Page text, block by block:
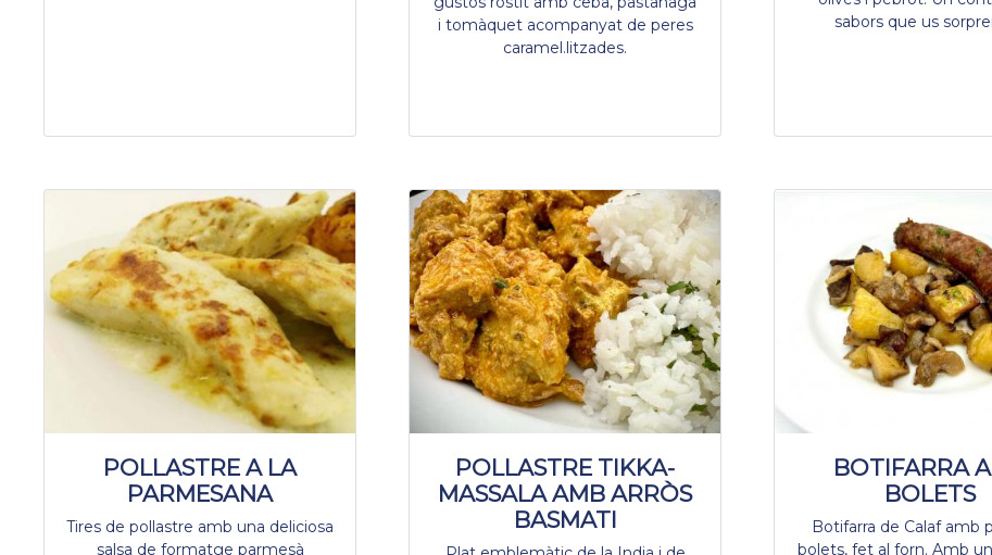
i tomàquet acompanyat de peres
caramel.litzades.
sabors que us
POLLASTRE A LA
PARMESANA
Tires de pollastre amb una deliciosa
salsa de formatge parmesà
POLLASTRE TIKKA-
MASSALA AMB ARRÒS
BASMATI
BOTIFARRA
BOLETS
Botifarra de Calaf amb
bolets, fet al forn. Amb